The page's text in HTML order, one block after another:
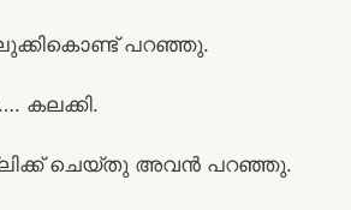
പറഞ്ഞു.
ചെയ്തു അവൻ പറഞ്ഞു.